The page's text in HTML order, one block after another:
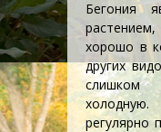
Бегония
хорошо в
других
слишком
регулярно